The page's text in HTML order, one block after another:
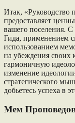
Итак,
предоставляет
вашего поселения.
Гида, применением
использованием
на убеждения своих
гармоничную
изменение
стратегического
добьетесь успеха в
Мем